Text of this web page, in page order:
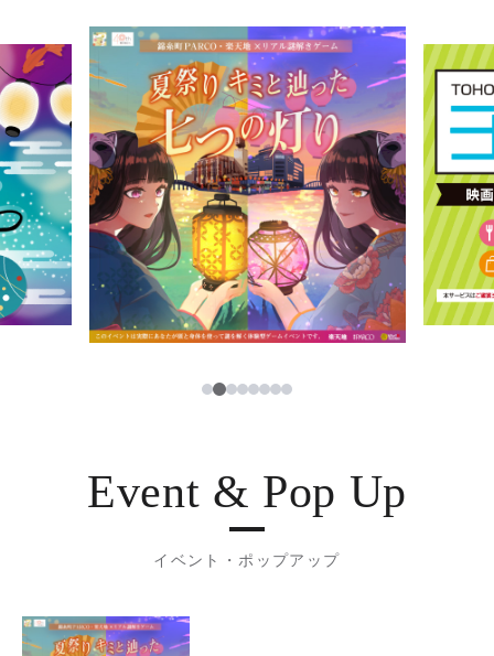
ニュース
レストラン・カフェ
TAX FREE
PARCOメンバーズ
JP
한국어
ภาษาไทย
日本語
1234567
Event & Pop Up
イベント・ポップアップ